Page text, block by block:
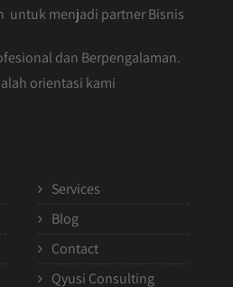
untuk menjadi partner Bisnis
dan Berpengalaman.
orientasi kami
Services
Blog
Contact
Qyusi Consulting